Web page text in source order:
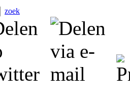
zoek